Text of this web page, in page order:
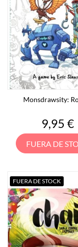
Monsdrawsity:
Precio
9,95 €
FUERA DE
FUERA DE STOCK